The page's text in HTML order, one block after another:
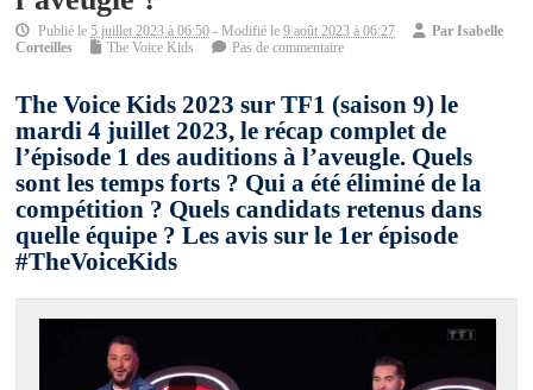
Publié le5 juillet 2023 à 06:50 - Modifié le9 août 2023 à 06:27 ParIsabelle
Corteilles
The Voice Kids Pas de commentaire
The Voice Kids 2023 sur TF1 (saison 9) le
mardi 4 juillet 2023, le récap complet de
l’épisode 1 des auditions à l’aveugle. Quels
sont les temps forts ? Qui a été éliminé de la
compétition ? Quels candidats retenus dans
quelle équipe ? Les avis sur le 1er épisode
#TheVoiceKids